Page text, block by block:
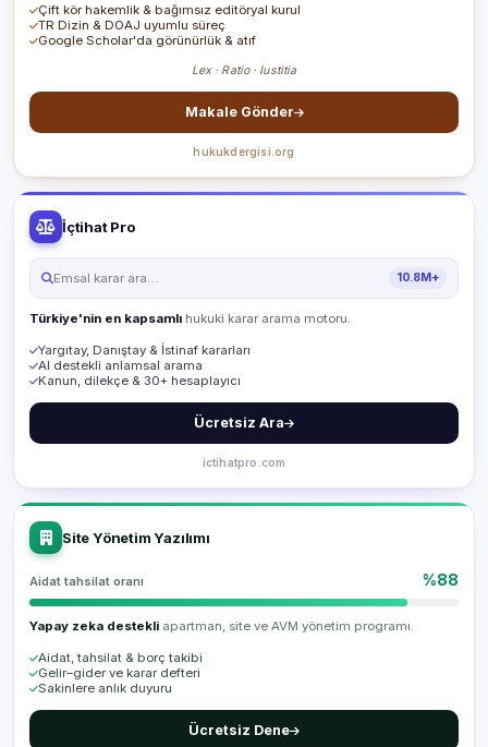
Çift kör hakemlik & bağımsız editöryal kurul
TR Dizin & DOAJ uyumlu süreç
Google Scholar'da görünürlük & atıf
Lex · Ratio · Iustitia
Makale Gönder
hukukdergisi.org
İçtihat Pro
Emsal karar ara… 10.8M+
Türkiye'nin en kapsamlı hukuki karar arama motoru.
Yargıtay, Danıştay & İstinaf kararları
AI destekli anlamsal arama
Kanun, dilekçe & 30+ hesaplayıcı
Ücretsiz Ara
ictihatpro.com
Site Yönetim Yazılımı
Aidat tahsilat oranı %88
Yapay zeka destekli apartman, site ve AVM yönetim programı.
Aidat, tahsilat & borç takibi
Gelir–gider ve karar defteri
Sakinlere anlık duyuru
Ücretsiz Dene